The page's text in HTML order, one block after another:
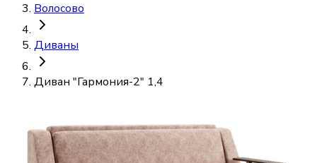
Волосово
Диваны
Диван "Гармония-2" 1,4